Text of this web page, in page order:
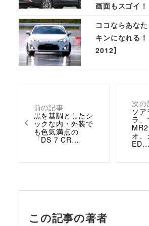
前の記事
黒を基調としたシ
ックな内・外装で
も色気満点の
「DS 7 CR…
次の
ソ
ラ、
オ、
ED…
画面もスゴイ！
ココならあな
キンになれる
2012】
この記事の著者